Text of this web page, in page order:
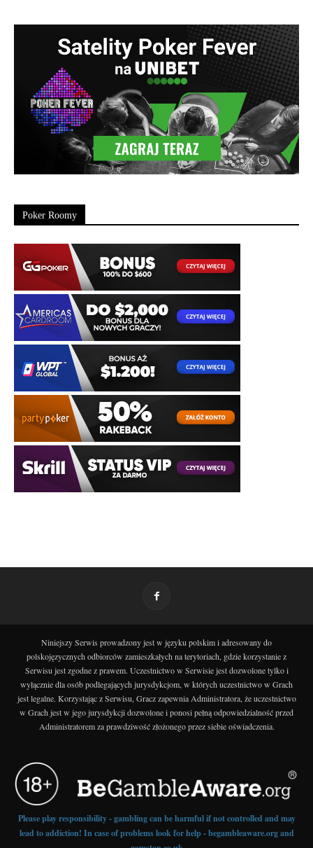
Poker Roomy
Niniejszy Serwis prowadzony jest w języku polskim i adresowany do
polskojęzycznych odbiorców zamieszkałych na terytoriach, gdzie korzystanie z
Serwisu jest zgodne z prawem. Uczestnictwo w Serwisie jest dozwolone tylko i
wyłącznie dla osób podlegających jurysdykcjom, w których uczestnictwo w Grach
jest legalne. Korzystając z Serwisu, Gracz zapewnia Administratora, że uczestnictwo
w Grach jest w jego jurysdykcji dozwolone i ponosi pełną odpowiedzialność przed
Administratorem za prawdziwość złożonego przez siebie oświadczenia.
Please play responsibility - gambling can be harmful if not controlled and may
lead to addiction! In case of problems look for help - begambleaware.org and